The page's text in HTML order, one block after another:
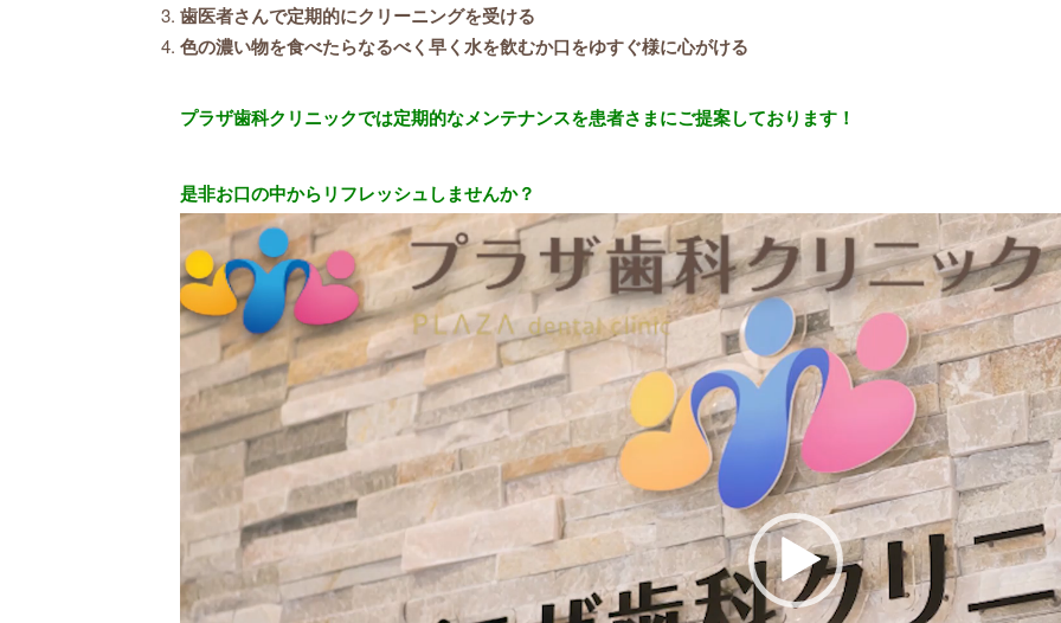
歯医者さんで定期的にクリーニングを受ける
色の濃い物を食べたらなるべく早く水を飲むか口をゆすぐ様に心がける
プラザ歯科クリニックでは定期的なメンテナンスを患者さまにご提案しております！
是非お口の中からリフレッシュしませんか？
動
画
プ
レ
ー
ヤ
ー